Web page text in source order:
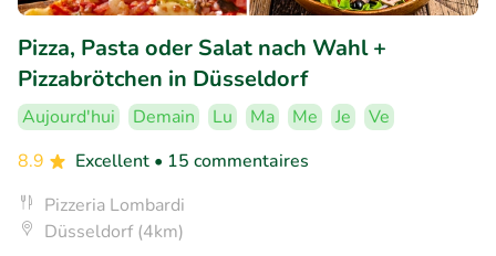
Pizza, Pasta oder Salat nach Wahl +
Pizzabrötchen in Düsseldorf
Aujourd'hui Demain Lu Ma Me Je
Ve
8.9
Excellent • 15 commentaires
Pizzeria Lombardi
Düsseldorf (4km)